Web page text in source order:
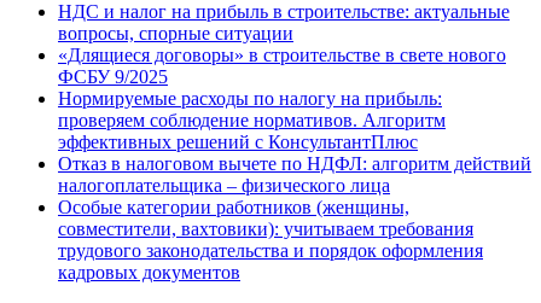
НДС и налог на прибыль в строительстве: актуальные
вопросы, спорные ситуации
«Длящиеся договоры» в строительстве в свете нового
ФСБУ 9/2025
Нормируемые расходы по налогу на прибыль:
проверяем соблюдение нормативов. Алгоритм
эффективных решений с КонсультантПлюс
Отказ в налоговом вычете по НДФЛ: алгоритм действий
налогоплательщика – физического лица
Особые категории работников (женщины,
совместители, вахтовики): учитываем требования
трудового законодательства и порядок оформления
кадровых документов